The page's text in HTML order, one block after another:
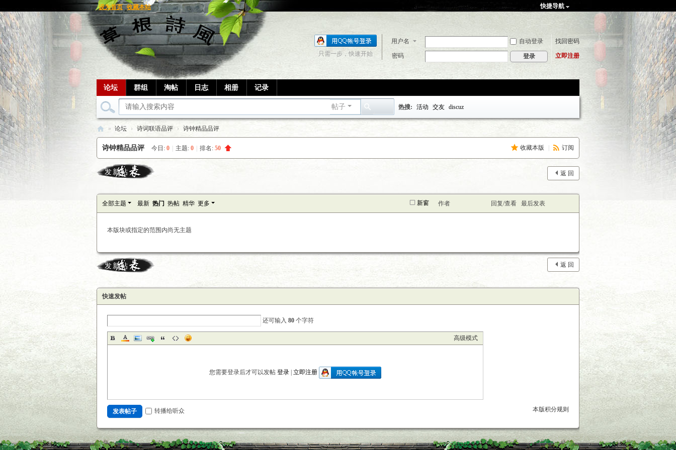
设为首页 收藏本站 快捷导航
用户名 自动登录 找回密码
密码 登录 立即注册
只需一步，快速开始
论坛 群组 淘帖 日志 相册 记录
帖子
搜
索
热搜: 活动 交友 discuz
草
根
笔
» 论坛 › 诗词联语品评 › 诗钟精品品评
收藏本版 订阅
诗钟精品品评 今日: 0 主题: 0 排名: 50
返 回
发新帖
新窗
全部主题 最新 热门 热帖 精华 更多 作者 回复/查看 最后发表
本版块或指定的范围内尚无主题
返 回
发新帖
快速发帖
还可输入 80 个字符
高级模式
您需要登录后才可以发帖 登录 立即注册
本版积分规则
发表帖子 转播给听众